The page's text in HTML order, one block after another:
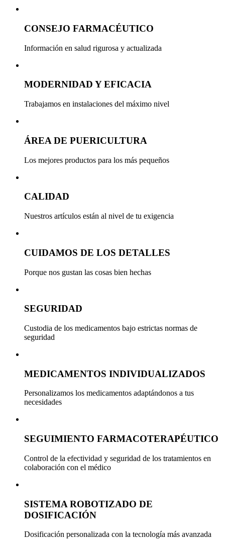
CONSEJO FARMACÉUTICO
Información en salud rigurosa y actualizada
MODERNIDAD Y EFICACIA
Trabajamos en instalaciones del máximo nivel
ÁREA DE PUERICULTURA
Los mejores productos para los más pequeños
CALIDAD
Nuestros artículos están al nivel de tu exigencia
CUIDAMOS DE LOS DETALLES
Porque nos gustan las cosas bien hechas
SEGURIDAD
Custodia de los medicamentos bajo estrictas normas de
seguridad
MEDICAMENTOS INDIVIDUALIZADOS
Personalizamos los medicamentos adaptándonos a tus
necesidades
SEGUIMIENTO FARMACOTERAPÉUTICO
Control de la efectividad y seguridad de los tratamientos en
colaboración con el médico
SISTEMA ROBOTIZADO DE
DOSIFICACIÓN
Dosificación personalizada con la tecnología más avanzada